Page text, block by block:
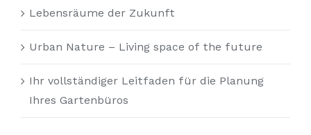
Lebensräume der Zukunft
Urban Nature – Living space of the future
Ihr vollständiger Leitfaden für die Planung
Ihres Gartenbüros